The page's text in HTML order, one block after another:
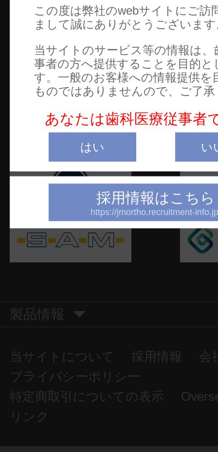
この度は弊社のwebサイトにご訪
まして誠にありがとうございま
当サイトのサービス等の情報は、
事者の方へ提供することを目的と
す。一般のお客様への情報提供を
ものではありませんので、ご了
あなたは歯科医療従事者
はい い
採用情報はこちら
https://jmortho.recruitment-
セ
電
お
御茶ノ水杏雲ビル14F
TEL：03-5281-4711
製品情報
当サイトについて 採用情報
会
プライバシーポリシー
特定商取引についての表示
リンク